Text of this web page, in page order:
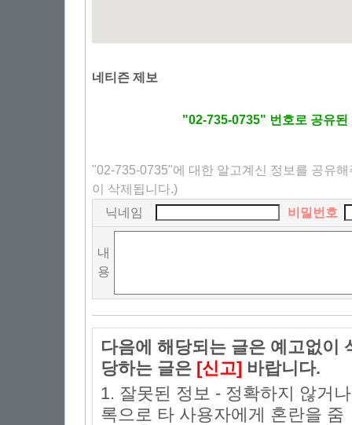
네티즌 제보
"02-735-0735" 번호로 공유된
"02-735-0735"에 대한 알고계신 정보를 공유해
이 삭제됩니다.)
닉네임
비밀번호
내
용
다음에 해당되는 글은 예고없이
당하는 글은 [신고] 바랍니다.
1. 잘못된 정보 - 정확하지 않거
록으로 타 사용자에게 혼란을 줌